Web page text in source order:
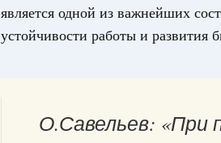
является одной из важнейших
устойчивости работы и развития
О.Савельев: «При